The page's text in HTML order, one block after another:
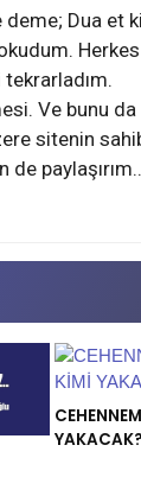
Dua et
okudum.
Ve bunu
sitenin
paylaşırım..
YAKACAK?